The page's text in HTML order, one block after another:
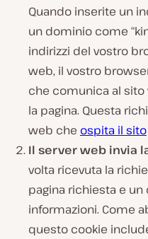
Quando inserite un
un dominio come
indirizzi del vostro
web, il vostro
che comunica al sito
la pagina. Questa
web che ospita il sito
Il server web invia
volta ricevuta la
pagina richiesta e
informazioni. Come
questo cookie